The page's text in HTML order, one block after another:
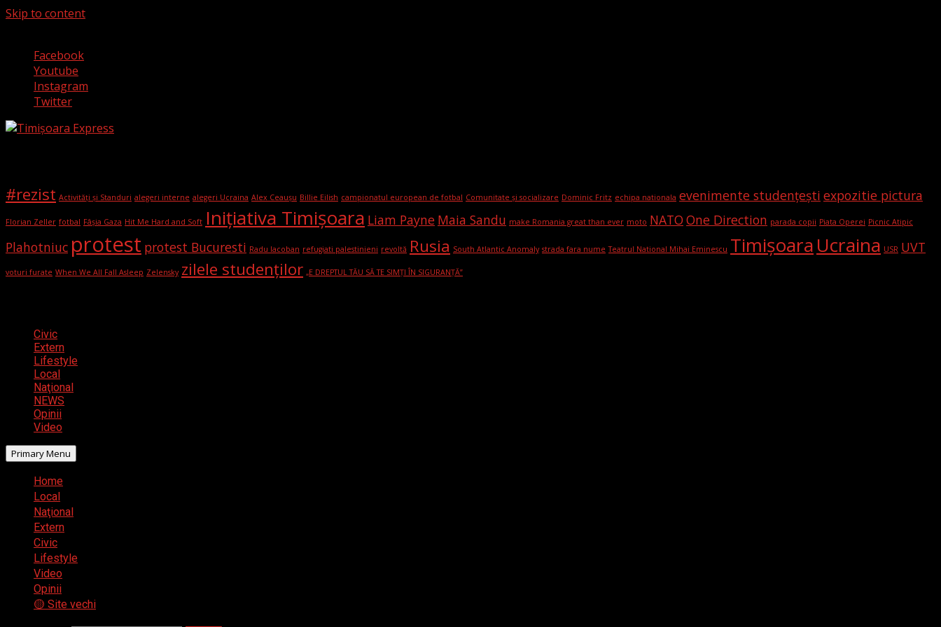
Skip to content
Facebook
Youtube
Instagram
Twitter
#rezist Activități și Standuri alegeri interne alegeri Ucraina Alex Ceaușu Billie Eilish campionatul european de fotbal Comunitate și socializare Dominic Fritz echipa nationala evenimente studențești expozitie pictura
Florian Zeller fotbal Fâșia Gaza Hit Me Hard and Soft Iniţiativa Timişoara Liam Payne Maia Sandu make Romania great than ever moto NATOOne Direction parada copii Piata Operei Picnic Atipic
Plahotniuc protest protest Bucuresti Radu Iacoban refugiati palestinieni revoltă Rusia South Atlantic Anomaly strada fara nume Teatrul National Mihai Eminescu TimișoaraUcraina USR UVT
voturi furate When We All Fall Asleep Zelensky zilele studenților „E DREPTUL TĂU SĂ TE SIMȚI ÎN SIGURANȚĂ”
Civic
Extern
Lifestyle
Local
Naţional
NEWS
Opinii
Video
Primary Menu
Home
Local
Naţional
Extern
Civic
Lifestyle
Video
Opinii
🟡 Site vechi